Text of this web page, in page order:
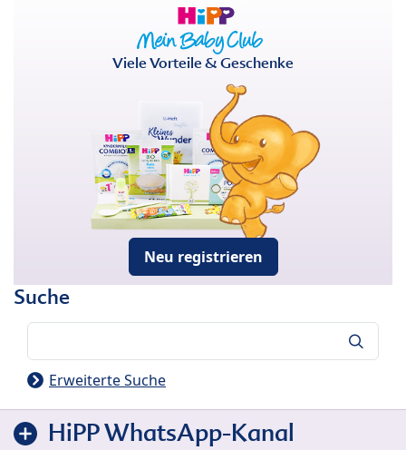
Viele Vorteile & Geschenke
Neu registrieren
Suche
Erweiterte Suche
HiPP WhatsApp-Kanal